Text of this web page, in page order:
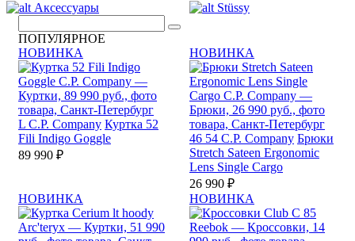
Аксессуары
Stüssy
ПОПУЛЯРНОЕ
НОВИНКА
L C.P. Company Куртка 52
Fili Indigo Goggle
89 990 ₽
НОВИНКА
46 54 C.P. Company Брюки
Stretch Sateen Ergonomic
Lens Single Cargo
26 990 ₽
НОВИНКА
НОВИНКА